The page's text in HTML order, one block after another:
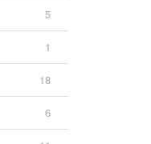
5
1
18
6